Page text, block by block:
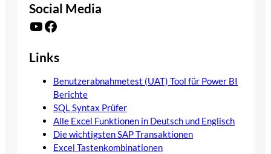
Social Media
YouTube Facebook
Links
Benutzerabnahmetest (UAT) Tool für Power BI
Berichte
SQL Syntax Prüfer
Alle Excel Funktionen in Deutsch und Englisch
Die wichtigsten SAP Transaktionen
Excel Tastenkombinationen